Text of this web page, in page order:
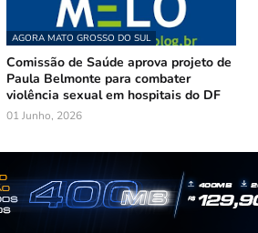
AGORA MATO GROSSO DO SUL
Comissão de Saúde aprova projeto de
Paula Belmonte para combater
violência sexual em hospitais do DF
01 Junho, 2026